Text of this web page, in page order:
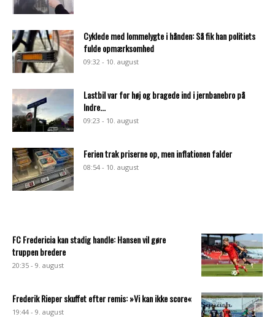
Cyklede med lommelygte i hånden: Så fik han politiets
fulde opmærksomhed
09:32 - 10. august
Lastbil var for høj og bragede ind i jernbanebro på
Indre...
09:23 - 10. august
Ferien trak priserne op, men inflationen falder
08:54 - 10. august
FC Fredericia kan stadig handle: Hansen vil gøre
truppen bredere
20:35 - 9. august
Frederik Rieper skuffet efter remis: »Vi kan ikke score«
19:44 - 9. august